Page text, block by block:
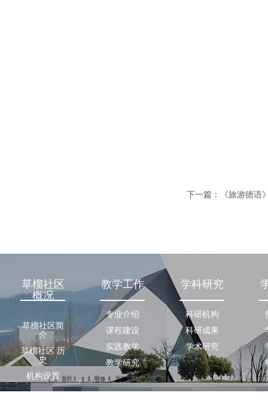
下一篇：《旅游德
草榴社区
概况
草榴社区简
介
草榴社区 历
史
机构设置
教学工作
专业介绍
课程建设
实践教学
教学研究
学科研究
科研机构
科研成果
学术研究